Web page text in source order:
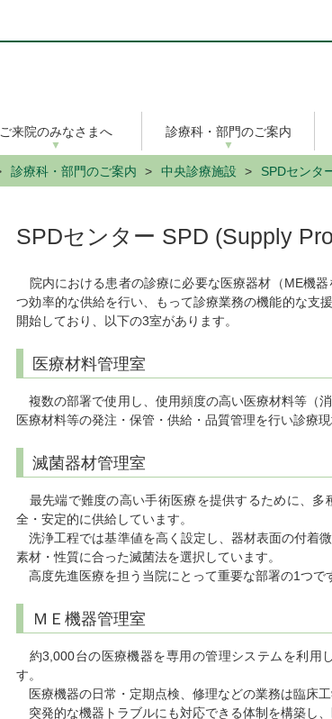
ご来院のみなさまへ 診療科・部門のご案内
診療科・部門のご案内 中央診療施設 SPDセンタ
SPDセンター SPD (Supply
院内における患者の診療に必要な医療器材（ME機
つ効率的な供給を行い、もって診療業務の機能的な支
開始しており、以下の3室があります。
医療材料管理室
複数の部署で使用し、使用頻度の高い医療材料等（
医療材料等の発注・保管・供給・品質管理を行い診療
滅菌器材管理室
最先端で難度の高い手術医療を提供するために、多
全・安定的に供給しています。
洗浄工程では基準値を高く設定し、器材表面の付着
素材・性質に合った滅菌法を選択しています。
高度先進医療を担う当院にとって重要な部署の1つで
ＭＥ機器管理室
約3,000台の医療機器を専用の管理システムを利用
す。
医療機器の日常・定期点検、修理などの業務は臨床工
突発的な機器トラブルにも対応できる体制を構築し